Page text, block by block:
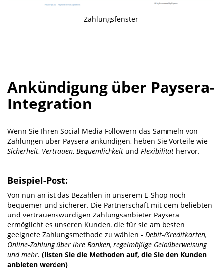
Zahlungsfenster
Ankündigung über Paysera-
Integration
Wenn Sie Ihren Social Media Followern das Sammeln von
Zahlungen über Paysera ankündigen, heben Sie Vorteile wie
Sicherheit, Vertrauen, Bequemlichkeit und Flexibilität hervor.
Beispiel-Post:
Von nun an ist das Bezahlen in unserem E-Shop noch
bequemer und sicherer. Die Partnerschaft mit dem beliebten
und vertrauenswürdigen Zahlungsanbieter Paysera
ermöglicht es unseren Kunden, die für sie am besten
geeignete Zahlungsmethode zu wählen - Debit-/Kreditkarten,
Online-Zahlung über ihre Banken, regelmäßige Geldüberweisung
und mehr. (listen Sie die Methoden auf, die Sie den Kunden
anbieten werden)